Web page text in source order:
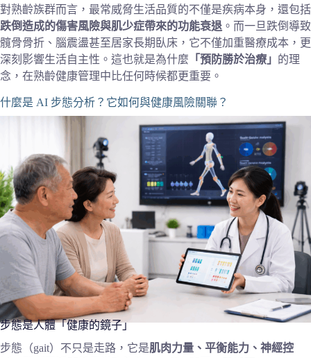
對熟齡族群而言，最常威脅生活品質的不僅是疾病本身，還包括
跌倒造成的傷害風險與肌少症帶來的功能衰退 。而一旦跌倒導致
髖骨骨折、腦震盪甚至居家長期臥床，它不僅加重醫療成本，更
深刻影響生活自主性。這也就是為什麼 「預防勝於治療」 的理
念，在熟齡健康管理中比任何時候都更重要。
什麼是 AI 步態分析？它如何與健康風險關聯？
步態是人體「健康的鏡子」
步態（gait）不只是走路，它是肌肉力量、平衡能力、神經控